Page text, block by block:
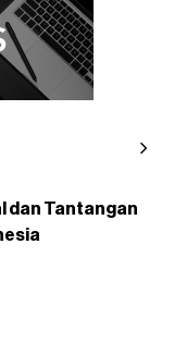
dan Tantangan